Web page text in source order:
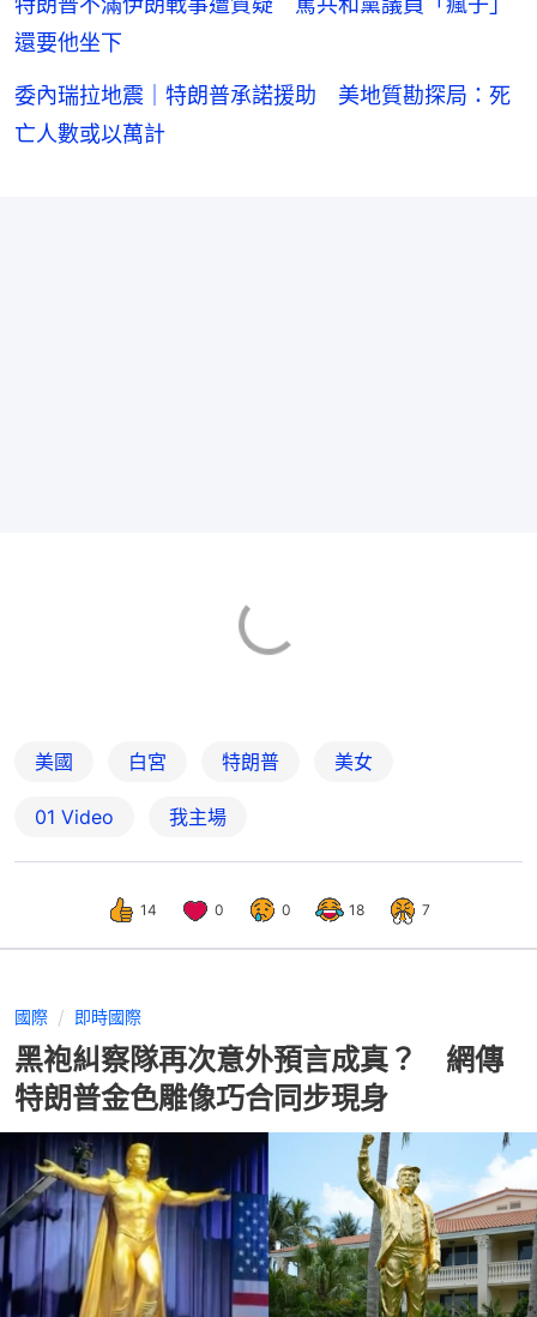
還要他坐下
委內瑞拉地震｜特朗普承諾援助 美地質勘探局：死
亡人數或以萬計
美國 白宮 特朗普 美女
01 Video 我主場
14 0 0 18 7
國際 即時國際
黑袍糾察隊再次意外預言成真？ 網傳
特朗普金色雕像巧合同步現身